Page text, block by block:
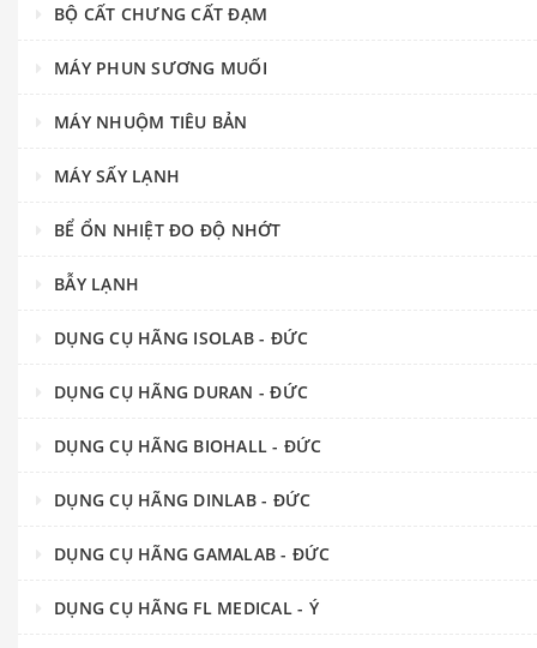
BỘ CẤT CHƯNG CẤT ĐẠM
MÁY PHUN SƯƠNG MUỐI
MÁY NHUỘM TIÊU BẢN
MÁY SẤY LẠNH
BỂ ỔN NHIỆT ĐO ĐỘ NHỚT
BẪY LẠNH
DỤNG CỤ HÃNG ISOLAB - ĐỨC
DỤNG CỤ HÃNG DURAN - ĐỨC
DỤNG CỤ HÃNG BIOHALL - ĐỨC
DỤNG CỤ HÃNG DINLAB - ĐỨC
DỤNG CỤ HÃNG GAMALAB - ĐỨC
DỤNG CỤ HÃNG FL MEDICAL - Ý